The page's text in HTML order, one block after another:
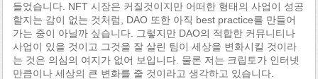
들었습니다. NFT 시장은 커질것이지만 어떠한 형태의 사업이 성공
할지는 감이 없는 것처럼, DAO 또한 아직 best practice를 만들어
가는 중이 아닐까 싶습니다. 그렇지만 DAO의 적합한 커뮤니티나
사업이 있을 것이고 그것을 잘 살린 팀이 세상을 변화시킬 것이라
는 것은 의심의 여지가 없어 보입니다. 물론 저는 크립토가 인터넷
만큼이나 세상의 큰 변화를 줄 것이라고 생각하고 있습니다.